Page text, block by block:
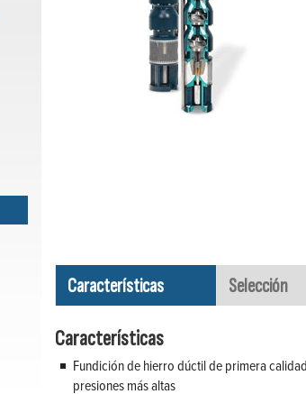
Características Selección
Características
Fundición de hierro dúctil de primera
presiones más altas